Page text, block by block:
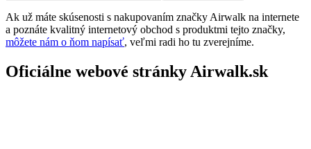
Ak už máte skúsenosti s nakupovaním značky Airwalk na internete
a poznáte kvalitný internetový obchod s produktmi tejto značky,
môžete nám o ňom napísať, veľmi radi ho tu zverejníme.
Oficiálne webové stránky Airwalk.sk